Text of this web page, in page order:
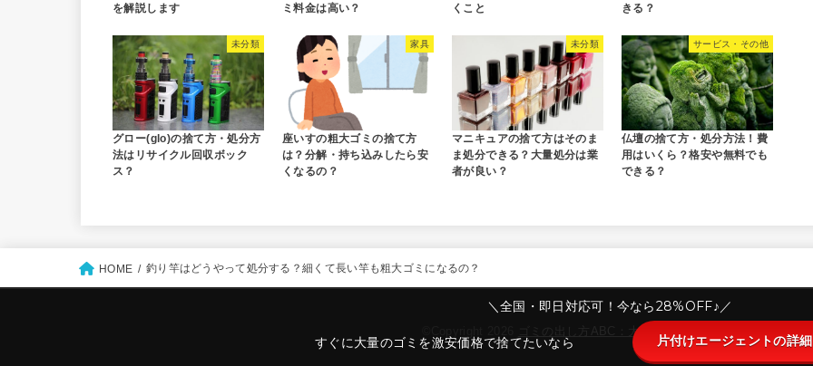
を解説します
ミ料金は高い？
くこと
きる？
未分類
グロー(glo)の捨て方・処分方
法はリサイクル回収ボック
ス？
家具
座いすの粗大ゴミの捨て方
は？分解・持ち込みしたら安
くなるの？
未分類
マニキュアの捨て方はそのま
ま処分できる？大量処分は業
者が良い？
サービス・その他
仏壇の捨て方・処分方法！費
用はいくら？格安や無料でも
できる？
HOME 釣り竿はどうやって処分する？細くて長い竿も粗大ゴミになるの？
ゴミの出し方ABC：大阪市版 .All Rights Reserved.
＼全国・即日対応可！今なら28%OFF♪／
すぐに大量のゴミを激安価格で捨てたいなら 片付けエージェントの詳